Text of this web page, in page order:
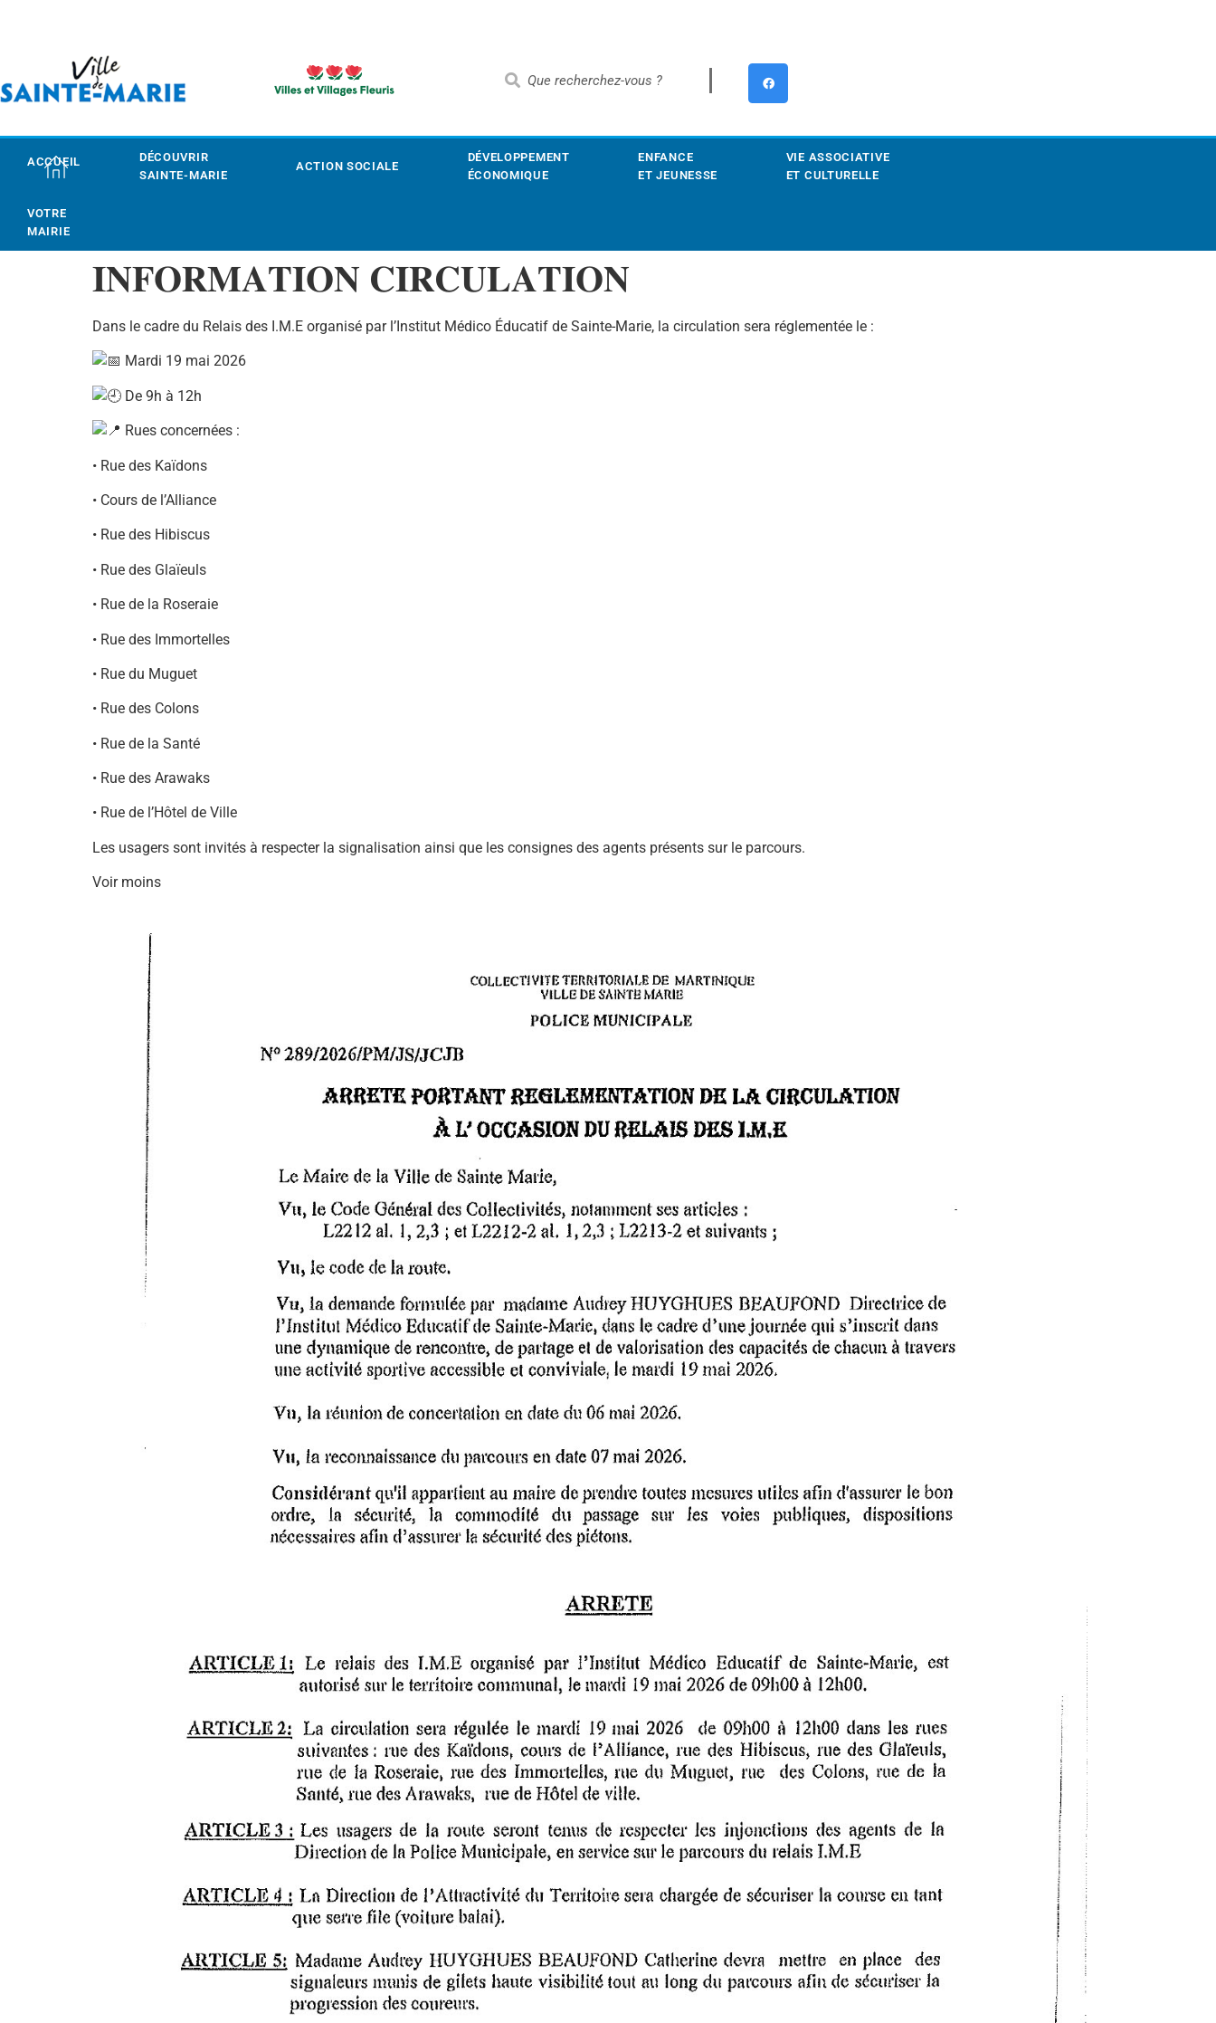
ACCUEIL
DÉCOUVRIR
SAINTE-MARIE
ACTION SOCIALE
DÉVELOPPEMENT
ÉCONOMIQUE
ENFANCE
ET JEUNESSE
VIE ASSOCIATIVE
ET CULTURELLE
VOTRE
MAIRIE
𝐈𝐍𝐅𝐎𝐑𝐌𝐀𝐓𝐈𝐎𝐍 𝐂𝐈𝐑𝐂𝐔𝐋𝐀𝐓𝐈𝐎𝐍
Dans le cadre du Relais des I.M.E organisé par l’Institut Médico Éducatif de Sainte-Marie, la circulation sera réglementée le :
Mardi 19 mai 2026
De 9h à 12h
Rues concernées :
• Rue des Kaïdons
• Cours de l’Alliance
• Rue des Hibiscus
• Rue des Glaïeuls
• Rue de la Roseraie
• Rue des Immortelles
• Rue du Muguet
• Rue des Colons
• Rue de la Santé
• Rue des Arawaks
• Rue de l’Hôtel de Ville
Les usagers sont invités à respecter la signalisation ainsi que les consignes des agents présents sur le parcours.
Voir moins